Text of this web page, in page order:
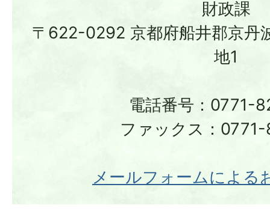
財政課
〒622-0292 京都府船井郡京丹
地1
電話番号：0771-
ファックス：
メールフォームによる